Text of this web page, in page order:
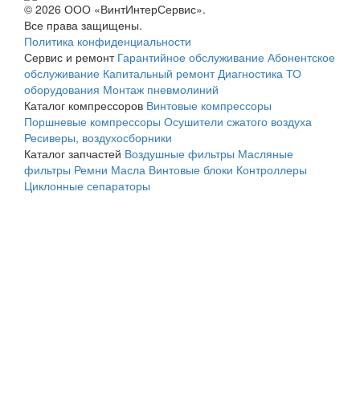
© 2026 ООО «ВинтИнтерСервис».
Все права защищены.
Политика конфиденциальности
Сервис и ремонт Гарантийное обслуживание Абонентское
обслуживание Капитальный ремонт Диагностика ТО
оборудования Монтаж пневмолиний
Каталог компрессоров Винтовые компрессоры
Поршневые компрессоры Осушители сжатого воздуха
Ресиверы, воздухосборники
Каталог запчастей Воздушные фильтры Масляные
фильтры Ремни Масла Винтовые блоки Контроллеры
Циклонные сепараторы